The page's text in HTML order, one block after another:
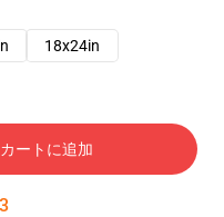
18x24in
カートに追加